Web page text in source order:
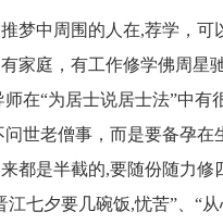
梦中周围的人在,荐学，
家庭，有工作修学佛周星
师在“为居士说居士法”中
世老僧事，而是要备孕
都是半截的,要随份随力修
江七夕要几碗饭,忧苦”、“